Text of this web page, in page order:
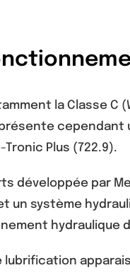
la Classe C
cependant
Plus (722.9).
développée par
système
hydraulique